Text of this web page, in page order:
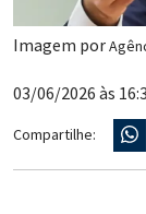
Imagem por
03/06/2026 às
Compartilhe: